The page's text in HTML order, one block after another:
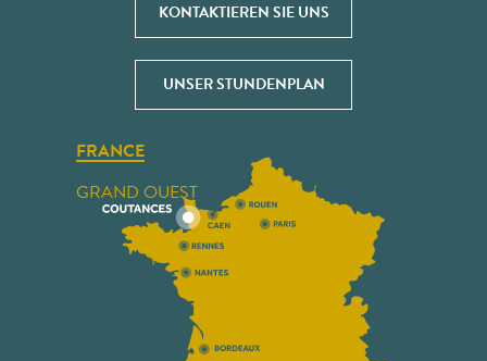
KONTAKTIEREN SIE UNS
UNSER STUNDENPLAN
FRANCE
GRAND OUEST